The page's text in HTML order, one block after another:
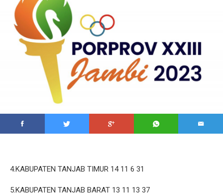
4.KABUPATEN TANJAB TIMUR 14 11 6 31
5.KABUPATEN TANJAB BARAT 13 11 13 37